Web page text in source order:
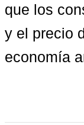
que los
y el precio
economía